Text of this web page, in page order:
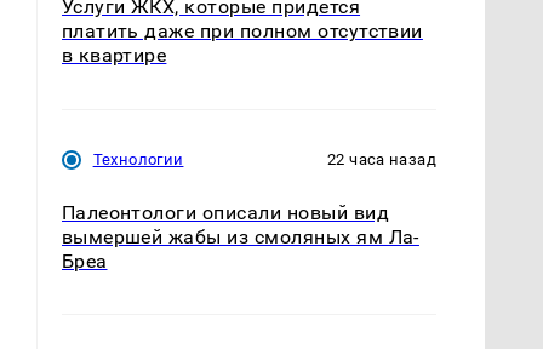
Услуги ЖКХ, которые придется
платить даже при полном отсутствии
в квартире
Технологии 22 часа назад
Палеонтологи описали новый вид
вымершей жабы из смоляных ям Ла-
Бреа